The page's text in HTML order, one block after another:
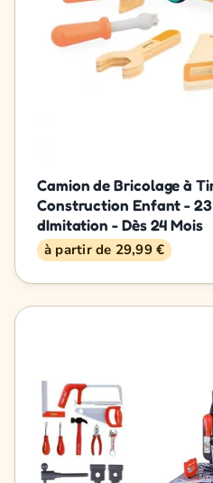
Camion de Bricolage à
Construction Enfant -
dImitation - Dès 24 Mois
à partir de 29,99 €